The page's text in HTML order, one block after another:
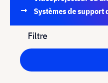
Systèmes de support
Filtre